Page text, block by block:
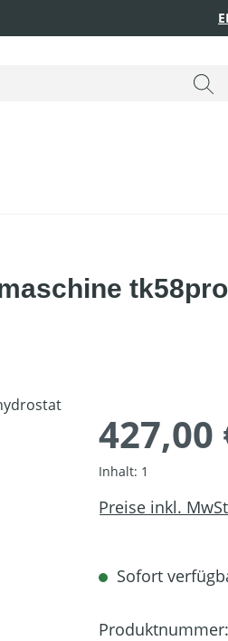
427,00
Inhalt: 1
Preise inkl.
Sofort
Produktnummer: